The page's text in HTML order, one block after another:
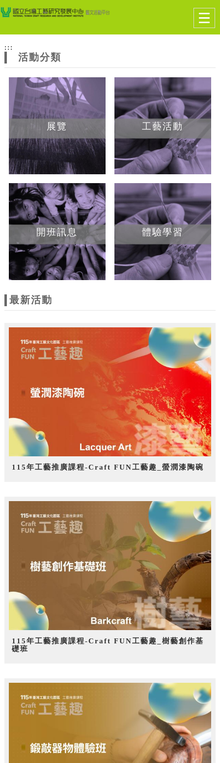
網
站
主
題
跳到主要內容
網站導覽
:::
活動分類
展覽 工藝活動
開班訊息 體驗學習
最新活動
115年工藝推廣課程-Craft FUN工藝趣_螢潤漆陶碗
115年工藝推廣課程-Craft FUN工藝趣_樹藝創作基
礎班